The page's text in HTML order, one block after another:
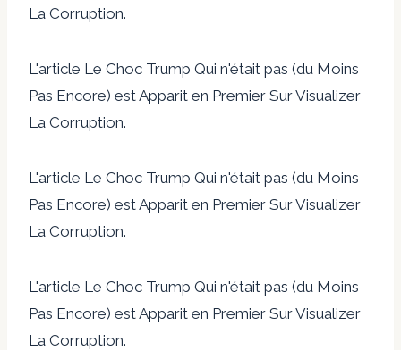
La Corruption.
L'article Le Choc Trump Qui n'était pas (du Moins
Pas Encore) est Apparit en Premier Sur Visualizer
La Corruption.
L'article Le Choc Trump Qui n'était pas (du Moins
Pas Encore) est Apparit en Premier Sur Visualizer
La Corruption.
L'article Le Choc Trump Qui n'était pas (du Moins
Pas Encore) est Apparit en Premier Sur Visualizer
La Corruption.